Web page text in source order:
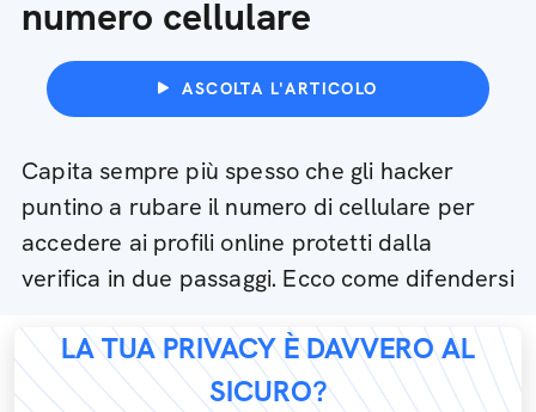
numero cellulare
ASCOLTA L'ARTICOLO
Capita sempre più spesso che gli hacker
puntino a rubare il numero di cellulare per
accedere ai profili online protetti dalla
verifica in due passaggi. Ecco come difendersi
LA TUA PRIVACY È DAVVERO AL
SICURO?